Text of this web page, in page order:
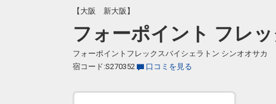
【大阪 新大阪】
フォーポイント フレ
フォーポイントフレックスバイシェラトン シンオオサカ
宿コード:S270352
口コミを見る